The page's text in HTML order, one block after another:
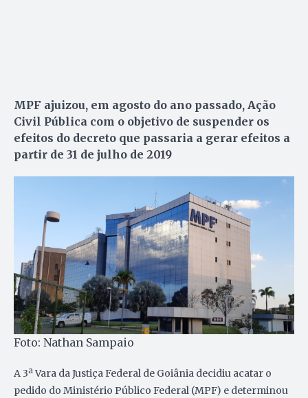
MPF ajuizou, em agosto do ano passado, Ação
Civil Pública com o objetivo de suspender os
efeitos do decreto que passaria a gerar efeitos a
partir de 31 de julho de 2019
Foto: Nathan Sampaio
A 3ª Vara da Justiça Federal de Goiânia decidiu acatar o
pedido do Ministério Público Federal (MPF) e determinou